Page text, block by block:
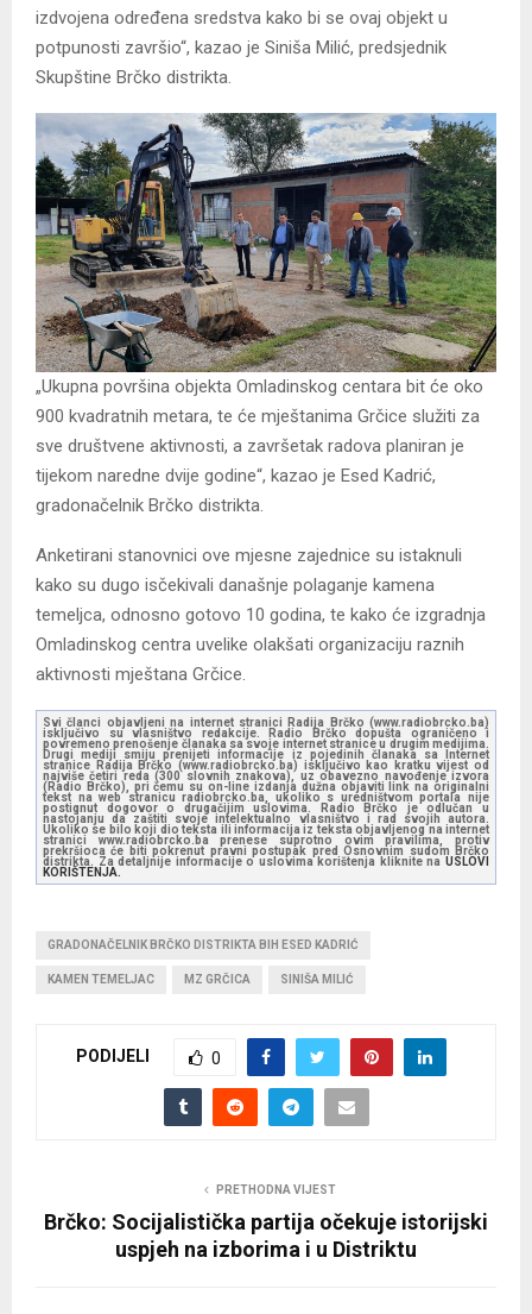
izdvojena određena sredstva kako bi se ovaj objekt u
potpunosti završio“, kazao je Siniša Milić, predsjednik
Skupštine Brčko distrikta.
„Ukupna površina objekta Omladinskog centara bit će oko
900 kvadratnih metara, te će mještanima Grčice služiti za
sve društvene aktivnosti, a završetak radova planiran je
tijekom naredne dvije godine“, kazao je Esed Kadrić,
gradonačelnik Brčko distrikta.
Anketirani stanovnici ove mjesne zajednice su istaknuli
kako su dugo isčekivali današnje polaganje kamena
temeljca, odnosno gotovo 10 godina, te kako će izgradnja
Omladinskog centra uvelike olakšati organizaciju raznih
aktivnosti mještana Grčice.
Svi članci objavljeni na internet stranici Radija Brčko (www.radiobrcko.ba)
isključivo su vlasništvo redakcije. Radio Brčko dopušta ograničeno i
povremeno prenošenje članaka sa svoje internet stranice u drugim medijima.
Drugi mediji smiju prenijeti informacije iz pojedinih članaka sa Internet
stranice Radija Brčko (www.radiobrcko.ba) isključivo kao kratku vijest od
najviše četiri reda (300 slovnih znakova), uz obavezno navođenje izvora
(Radio Brčko), pri čemu su on-line izdanja dužna objaviti link na originalni
tekst na web stranicu radiobrcko.ba, ukoliko s uredništvom portala nije
postignut dogovor o drugačijim uslovima. Radio Brčko je odlučan u
nastojanju da zaštiti svoje intelektualno vlasništvo i rad svojih autora.
Ukoliko se bilo koji dio teksta ili informacija iz teksta objavljenog na internet
stranici www.radiobrcko.ba prenese suprotno ovim pravilima, protiv
prekršioca će biti pokrenut pravni postupak pred Osnovnim sudom Brčko
distrikta. Za detaljnije informacije o uslovima korištenja kliknite na USLOVI
KORIŠTENJA.
GRADONAČELNIK BRČKO DISTRIKTA BIH ESED KADRIĆ
KAMEN TEMELJAC MZ GRČICA SINIŠA MILIĆ
PODIJELI 0
PRETHODNA VIJEST
Brčko: Socijalistička partija očekuje istorijski
uspjeh na izborima i u Distriktu